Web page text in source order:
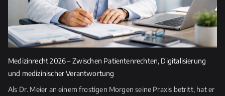
s
e
F
e
l
Medizinrecht 2026 – Zwischen Patientenrechten, Digitalisierung
und medizinischer Verantwortung
Als Dr. Meier an einem frostigen Morgen seine Praxis betritt, hat er